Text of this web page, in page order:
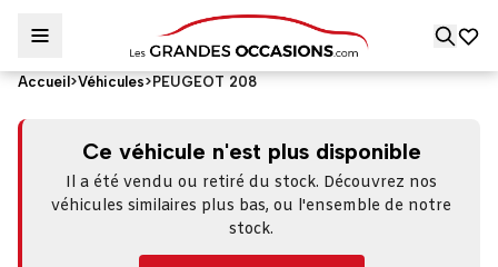
Accueil >Véhicules> PEUGEOT 208
PEUGEOT 208
Ce véhicule n'est plus disponible
Il a été vendu ou retiré du stock. Découvrez nos
véhicules similaires plus bas, ou l'ensemble de notre
stock.